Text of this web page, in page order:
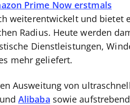
Prime Now erstmals
weiterentwickelt und bietet
Radius. Heute werden
Dienstleistungen,
mehr geliefert.
Ausweitung von
und Alibaba sowie